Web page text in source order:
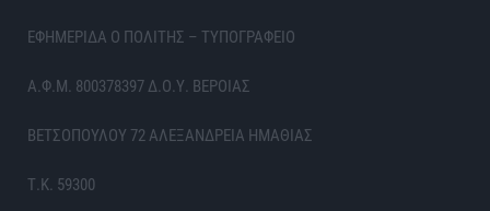
ΕΦΗΜΕΡΙΔΑ Ο ΠΟΛΙΤΗΣ – ΤΥΠΟΓΡΑΦΕΙΟ
Α.Φ.Μ. 800378397 Δ.Ο.Υ. ΒΕΡΟΙΑΣ
ΒΕΤΣΟΠΟΥΛΟΥ 72 ΑΛΕΞΑΝΔΡΕΙΑ ΗΜΑΘΙΑΣ
Τ.Κ. 59300